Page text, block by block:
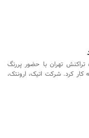
تراکنش تهران با حضور پررنگ
کرد. شرکت‌ اتیک، ارونتک،